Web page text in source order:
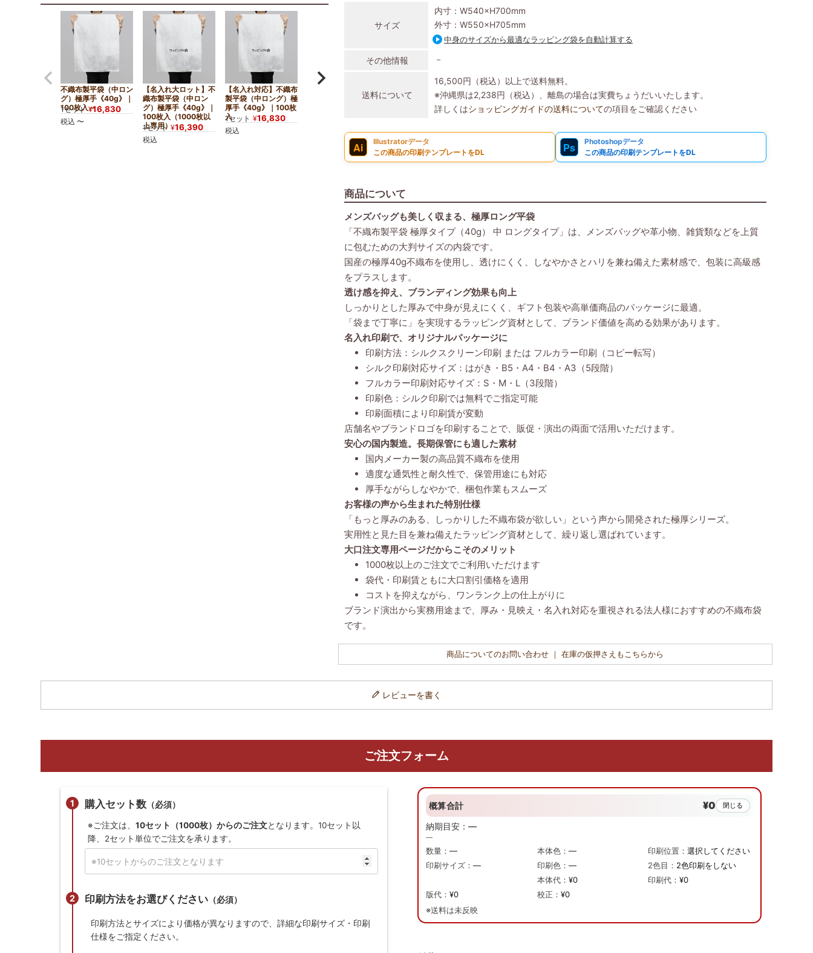
不織布製平袋（中ロン
グ）極厚手《40g》｜
100枚入～
1セット ¥16,830
税込 〜
【名入れ大ロット】不
織布製平袋（中ロン
グ）極厚手《40g》｜
100枚入（1000枚以
上専用）
1セット ¥16,390
税込
【名入れ対応】不織布
製平袋（中ロング）極
厚手《40g》｜100枚
入
1セット ¥16,830
税込
サイズ
内寸：W540×H700mm
外寸：W550×H705mm
中身のサイズから最適なラッピング袋を自動計算する
その他情報 －
送料について
16,500円（税込）以上で送料無料。
※沖縄県は2,238円（税込）、離島の場合は実費ちょうだいいたします。
詳しくはショッピングガイドの送料についての項目をご確認ください
Ai
Illustratorデータ
この商品の印刷テンプレートをDL
Ps
Photoshopデータ
この商品の印刷テンプレートをDL
商品について
メンズバッグも美しく収まる、極厚ロング平袋
「不織布製平袋 極厚タイプ（40g） 中 ロングタイプ」は、メンズバッグや革小物、雑貨類などを上質
に包むための大判サイズの内袋です。
国産の極厚40g不織布を使用し、透けにくく、しなやかさとハリを兼ね備えた素材感で、包装に高級感
をプラスします。
透け感を抑え、ブランディング効果も向上
しっかりとした厚みで中身が見えにくく、ギフト包装や高単価商品のパッケージに最適。
「袋まで丁寧に」を実現するラッピング資材として、ブランド価値を高める効果があります。
名入れ印刷で、オリジナルパッケージに
印刷方法：シルクスクリーン印刷 または フルカラー印刷（コピー転写）
シルク印刷対応サイズ：はがき・B5・A4・B4・A3（5段階）
フルカラー印刷対応サイズ：S・M・L（3段階）
印刷色：シルク印刷では無料でご指定可能
印刷面積により印刷賃が変動
店舗名やブランドロゴを印刷することで、販促・演出の両面で活用いただけます。
安心の国内製造。長期保管にも適した素材
国内メーカー製の高品質不織布を使用
適度な通気性と耐久性で、保管用途にも対応
厚手ながらしなやかで、梱包作業もスムーズ
お客様の声から生まれた特別仕様
「もっと厚みのある、しっかりした不織布袋が欲しい」という声から開発された極厚シリーズ。
実用性と見た目を兼ね備えたラッピング資材として、繰り返し選ばれています。
大口注文専用ページだからこそのメリット
1000枚以上のご注文でご利用いただけます
袋代・印刷賃ともに大口割引価格を適用
コストを抑えながら、ワンランク上の仕上がりに
ブランド演出から実務用途まで、厚み・見映え・名入れ対応を重視される法人様におすすめの不織布袋
です。
商品についてのお問い合わせ ｜ 在庫の仮押さえもこちらから
レビューを書く
ご注文フォーム
購入セット数（必須）
※ご注文は、 10セット（1000枚）からのご注文となります。10セット以
降、2セット単位でご注文を承ります。
印刷方法をお選びください（必須）
印刷方法とサイズにより価格が異なりますので、詳細な印刷サイズ・印刷
仕様をご指定ください。
概算合計 ¥0 閉じる
納期目安：—
—
数量：— 本体色： — 印刷位置：選択してください
印刷サイズ：— 印刷色： — 2色目： 2色印刷をしない
本体代： ¥0 印刷代：¥0
版代：¥0 校正： ¥0
※送料は未反映